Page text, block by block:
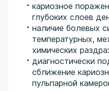
кариозное
глубоких слоев
наличие болевых
температурных,
химических
диагностически
сближение
пульпарной